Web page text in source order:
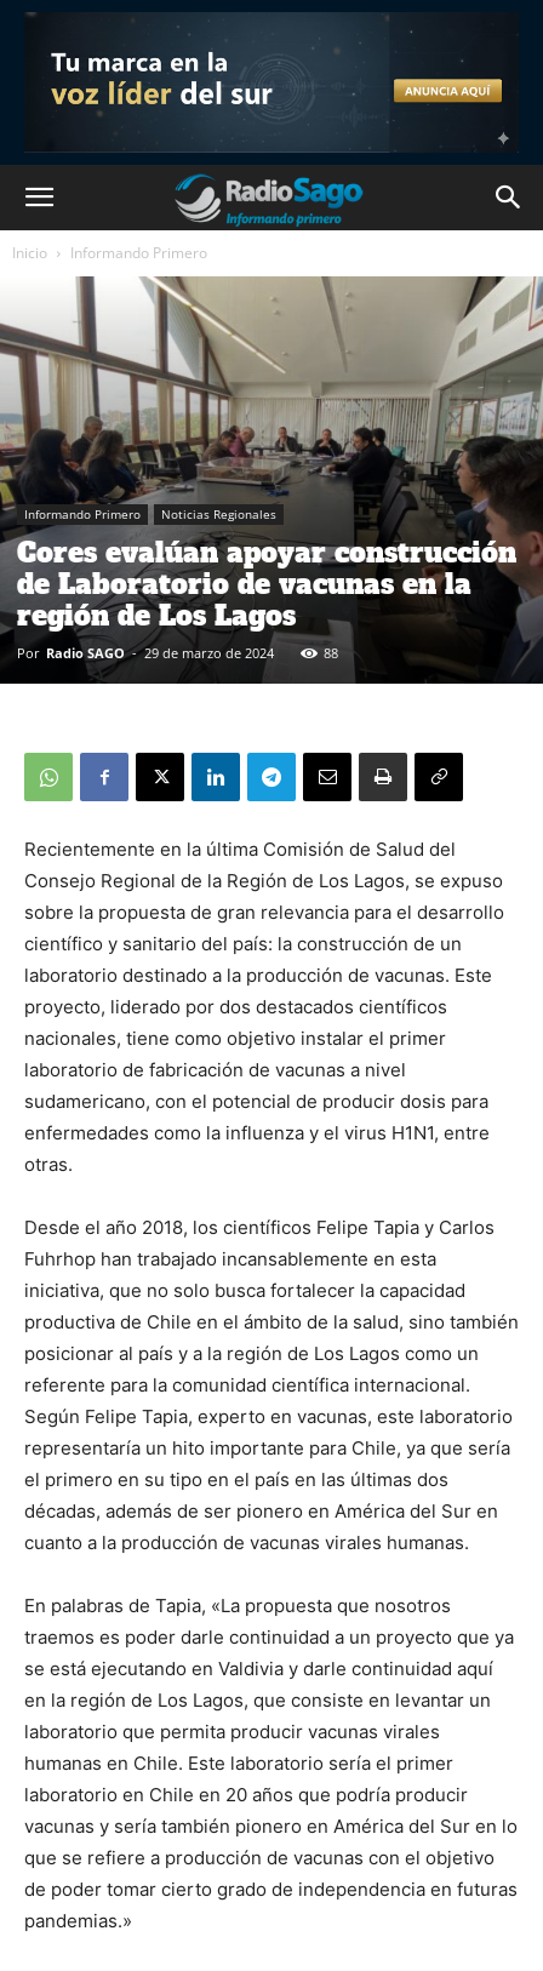
Inicio Informando Primero
Informando Primero Noticias Regionales
Cores evalúan apoyar construcción
de Laboratorio de vacunas en la
región de Los Lagos
Por Radio SAGO - 29 de marzo de 2024 88
Recientemente en la última Comisión de Salud del
Consejo Regional de la Región de Los Lagos, se expuso
sobre la propuesta de gran relevancia para el desarrollo
científico y sanitario del país: la construcción de un
laboratorio destinado a la producción de vacunas. Este
proyecto, liderado por dos destacados científicos
nacionales, tiene como objetivo instalar el primer
laboratorio de fabricación de vacunas a nivel
sudamericano, con el potencial de producir dosis para
enfermedades como la influenza y el virus H1N1, entre
otras.
Desde el año 2018, los científicos Felipe Tapia y Carlos
Fuhrhop han trabajado incansablemente en esta
iniciativa, que no solo busca fortalecer la capacidad
productiva de Chile en el ámbito de la salud, sino también
posicionar al país y a la región de Los Lagos como un
referente para la comunidad científica internacional.
Según Felipe Tapia, experto en vacunas, este laboratorio
representaría un hito importante para Chile, ya que sería
el primero en su tipo en el país en las últimas dos
décadas, además de ser pionero en América del Sur en
cuanto a la producción de vacunas virales humanas.
En palabras de Tapia, «La propuesta que nosotros
traemos es poder darle continuidad a un proyecto que ya
se está ejecutando en Valdivia y darle continuidad aquí
en la región de Los Lagos, que consiste en levantar un
laboratorio que permita producir vacunas virales
humanas en Chile. Este laboratorio sería el primer
laboratorio en Chile en 20 años que podría producir
vacunas y sería también pionero en América del Sur en lo
que se refiere a producción de vacunas con el objetivo
de poder tomar cierto grado de independencia en futuras
pandemias.»